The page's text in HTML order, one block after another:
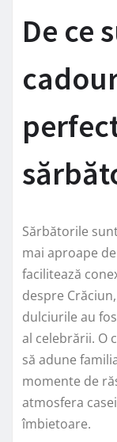
De ce
Sărbătorile
mai aproape
facilitează
despre
dulciurile au
al celebrării. O
să adune
momente de
atmosfera
îmbietoare.